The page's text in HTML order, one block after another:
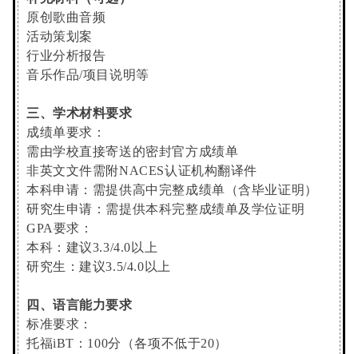
原创歌曲音频
活动策划案
行业分析报告
音乐作品/项目说明等
三、学术材料要求
成绩单要求：
需由学校直接寄送的密封官方成绩单
非英文文件需附NACES认证机构翻译件
本科申请：需提供高中完整成绩单（含毕业证明）
研究生申请：需提供本科完整成绩单及学位证明
GPA要求：
本科：建议3.3/4.0以上
研究生：建议3.5/4.0以上
四、语言能力要求
标准要求：
托福iBT：100分（各项不低于20）